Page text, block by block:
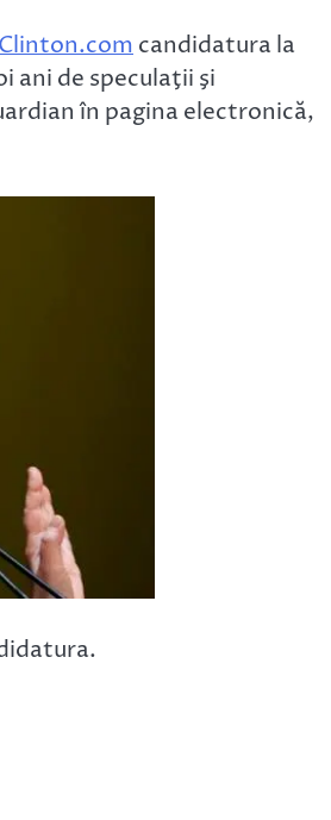
candidatura la
ani de speculaţii şi
în pagina electronică,